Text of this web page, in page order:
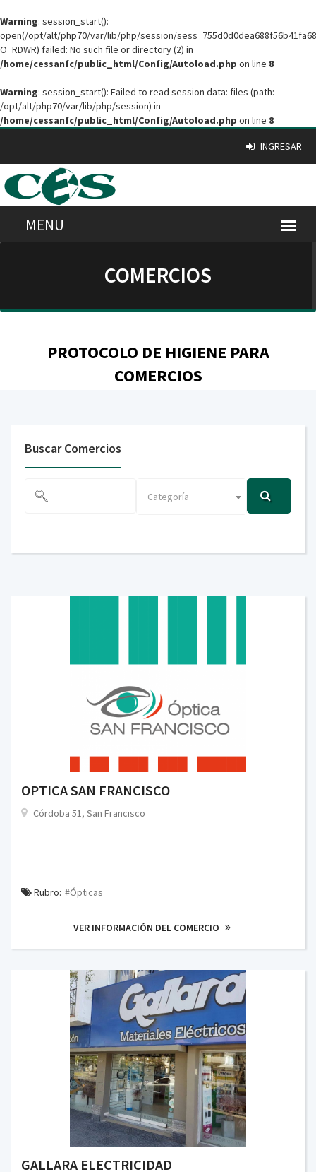
Warning: session_start():
open(/opt/alt/php70/var/lib/php/session/
O_RDWR) failed: No such file or directory (2) in
/home/cessanfc/public_html/Config/Autoload.php on line 8
Warning: session_start(): Failed to read session data: files (path:
/opt/alt/php70/var/lib/php/session) in
/home/cessanfc/public_html/Config/Autoload.php on line 8
INGRESAR
COMERCIOS
PROTOCOLO DE HIGIENE PARA
COMERCIOS
Buscar Comercios
Categoría
OPTICA SAN FRANCISCO
Córdoba 51, San Francisco
Rubro: #Ópticas
VER INFORMACIÓN DEL COMERCIO
GALLARA ELECTRICIDAD